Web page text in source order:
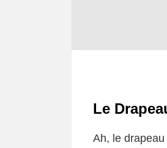
Le
Ah, le